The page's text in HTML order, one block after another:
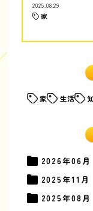
2025.08.29
家
家 生活
2026年06月
2025年11月
2025年08月